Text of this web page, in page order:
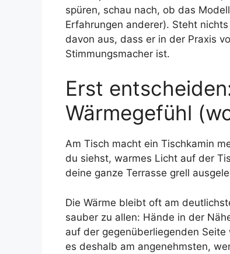
spüren, schau nach, ob das
Erfahrungen anderer). Steht
davon aus, dass er in der Praxis
Stimmungsmacher ist.
Erst
Wärmegefühl
Am Tisch macht ein Tischkamin
du siehst, warmes Licht auf der
deine ganze Terrasse grell
Die Wärme bleibt oft am
sauber zu allen: Hände in der
auf der gegenüberliegenden
es deshalb am angenehmsten,